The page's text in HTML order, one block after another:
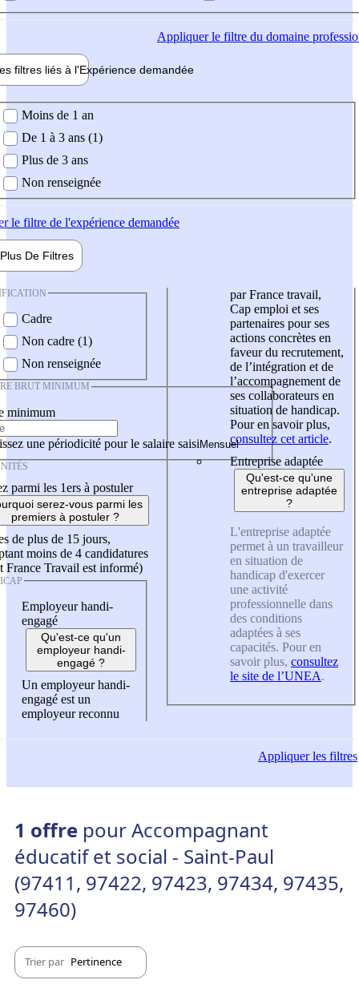
Appliquerle filtre du domaine
filtres liés à l'Expérience demandée
demandée
Moins de 1 an
De 1 à 3 ans (1)
Plus de 3 ans
Non renseignée
le filtre de l'expérience demandée
Plus De Filtres
Cadre
Non cadre (1)
Non renseignée
BRUT MINIMUM
minimum
une périodicité pour le salaire saisi
parmi les 1ers à postuler
serez-vous parmi les
premiers à postuler ?
de plus de 15 jours,
moins de 4 candidatures
France Travail est informé)
Employeur handi-
engagé
Qu'est-ce qu'un
employeur handi-
engagé ?
Un employeur handi-
engagé est un
employeur reconnu
par France travail,
Cap emploi et ses
partenaires pour ses
actions concrètes en
faveur du recrutement,
de l’intégration et de
l’accompagnement de
ses collaborateurs en
situation de handicap.
Pour en savoir plus,
consultez cet article.
Entreprise adaptée
Qu'est-ce qu'une
entreprise adaptée
?
L'entreprise adaptée
permet à un travailleur
en situation de
handicap d'exercer
une activité
professionnelle dans
des conditions
adaptées à ses
capacités. Pour en
savoir plus, consultez
le site de l’UNEA.
Appliquerles filtres
1 offre pour Accompagnant
éducatif et social - Saint-Paul
(97411, 97422, 97423, 97434, 97435,
97460)
Trier par Pertinence